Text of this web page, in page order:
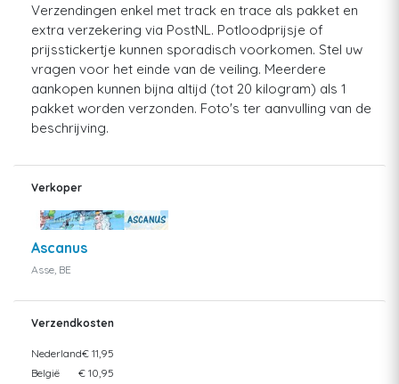
Verzendingen enkel met track en trace als pakket en
extra verzekering via PostNL. Potloodprijsje of
prijsstickertje kunnen sporadisch voorkomen. Stel uw
vragen voor het einde van de veiling. Meerdere
aankopen kunnen bijna altijd (tot 20 kilogram) als 1
pakket worden verzonden. Foto's ter aanvulling van de
beschrijving.
Verkoper
Ascanus
Asse, BE
Verzendkosten
Nederland€ 11,95
België
€ 10,95